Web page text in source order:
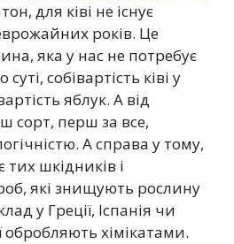
для ківі не існує
років. Це
яка у нас не потребує
собівартість ківі у
яблук. А від
сорт, перш за все,
А справа у тому,
тих шкідників і
які знищують рослину
у Греції, Іспанія чи
обробляють хімікатами.